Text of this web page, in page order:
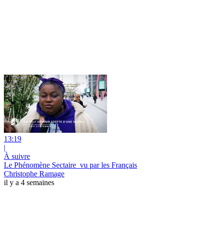
13:19
|
À suivre
Le Phénomène Sectaire_vu par les Français
Christophe Ramage
il y a 4 semaines